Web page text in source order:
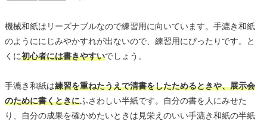
機械和紙はリーズナブルなので練習用に向いています。手漉き和紙
のようににじみやかすれが出ないので、練習用にぴったりです。と
くに初心者には書きやすいでしょう。
手漉き和紙は練習を重ねたうえで清書をしたためるときや、展示会
のために書くときにふさわしい半紙です。自分の書を人にみせた
り、自分の成果を確かめたいときは見栄えのいい手漉き和紙の半紙